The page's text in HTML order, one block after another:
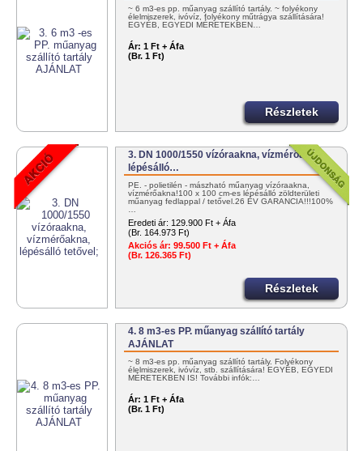
~ 6 m3-es pp. műanyag szállító tartály. ~ folyékony
élelmiszerek, ivóvíz, folyékony műtrágya szállítására!
EGYÉB, EGYEDI MÉRETEKBEN…
Ár: 1 Ft + Áfa
(Br. 1 Ft)
Részletek
3. DN 1000/1550 vízóraakna, vízmérőakna,
lépésálló…
PE. - polietilén - mászható műanyag vízóraakna,
vízmérőakna!100 x 100 cm-es lépésálló zöldterületi
műanyag fedlappal / tetővel.26 ÉV GARANCIA!!!100%
…
Eredeti ár: 129.900 Ft + Áfa
(Br. 164.973 Ft)
Akciós ár: 99.500 Ft + Áfa
(Br. 126.365 Ft)
Részletek
4. 8 m3-es PP. műanyag szállító tartály
AJÁNLAT
~ 8 m3-es pp. műanyag szállító tartály. Folyékony
élelmiszerek, ivóvíz, stb. szállítására! EGYÉB, EGYEDI
MÉRETEKBEN IS! További infók:…
Ár: 1 Ft + Áfa
(Br. 1 Ft)